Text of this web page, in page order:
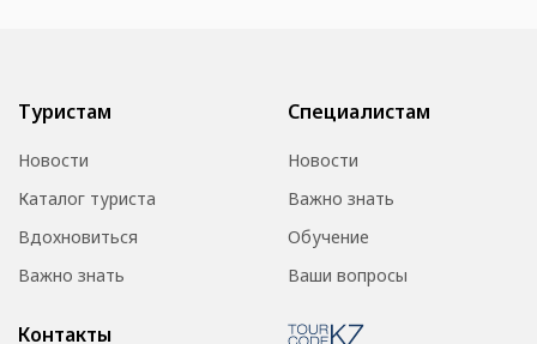
Туристам
Новости
Каталог туриста
Вдохновиться
Важно знать
Специалистам
Новости
Важно знать
Обучение
Ваши вопросы
Контакты